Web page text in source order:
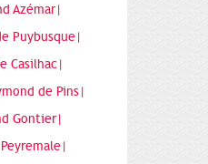
Azémar|
Puybusque|
Casilhac|
de Pins|
Gontier|